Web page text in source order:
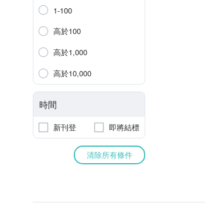
1-100
高於100
高於1,000
高於10,000
時間
新刊登 即將結標
清除所有條件